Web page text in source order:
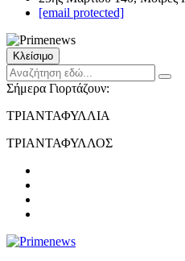
[email protected]
Κλείσιμο
Σήμερα Γιορτάζουν:
ΤΡΙΑΝΤΑΦΥΛΛΙΑ
ΤΡΙΑΝΤΑΦΥΛΛΟΣ